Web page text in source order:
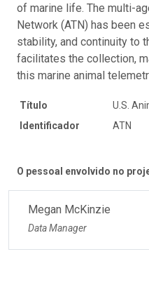
of marine life. The multi-
Network (ATN) has been
stability, and continuity to
facilitates the collection,
this marine animal
Título
U.S.
Identificador
ATN
O pessoal envolvido no
Megan McKinzie
Data Manager